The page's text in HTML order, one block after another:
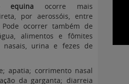
equina ocorre mais
por aerossóis, entre
ocorrer também de
alimentos e fômites
nasais, urina e fezes de
apatia; corrimento nasal
da garganta; diarreia